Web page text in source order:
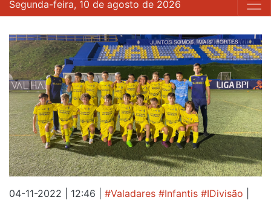
Segunda-feira, 10 de agosto de 2026
04-11-2022 | 12:46 #Valadares #Infantis #IDivisão